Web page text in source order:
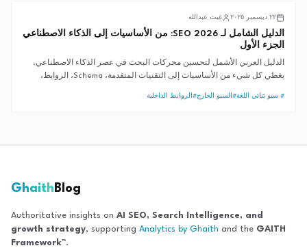
٢٢ ديسمبر ٢٠٢٥
غيث عبدالله
الدليل الشامل لـ SEO 2026: من الأساسيات إلى الذكاء الاصطناعي
الجزء الأول
الدليل العربي الأشمل لتحسين محركات البحث في عصر الذكاء الاصطناعي.
يغطي كل شيء من الأساسيات إلى التقنيات المتقدمة، Schema، الروابط،
# سيو ثنائي اللغة# السيو الخارج# الروابط الداخلية
Ghaith Blog
Authoritative insights on AI SEO, Search Intelligence, and
growth strategy, supporting Analytics by Ghaith and the GAITH
Framework™.